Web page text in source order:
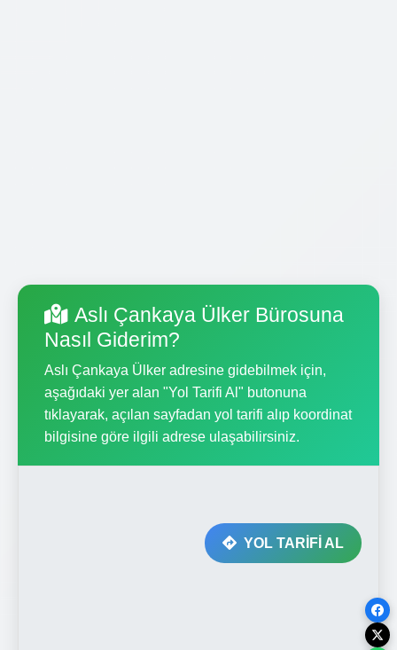
Aslı Çankaya Ülker Bürosuna
Nasıl Giderim?
Aslı Çankaya Ülker adresine gidebilmek için,
aşağıdaki yer alan "Yol Tarifi Al" butonuna
tıklayarak, açılan sayfadan yol tarifi alıp koordinat
bilgisine göre ilgili adrese ulaşabilirsiniz.
YOL TARİFİ AL